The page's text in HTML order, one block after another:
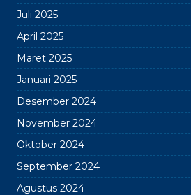
Juli 2025
April 2025
Maret 2025
Januari 2025
Desember 2024
November 2024
Oktober 2024
September 2024
Agustus 2024